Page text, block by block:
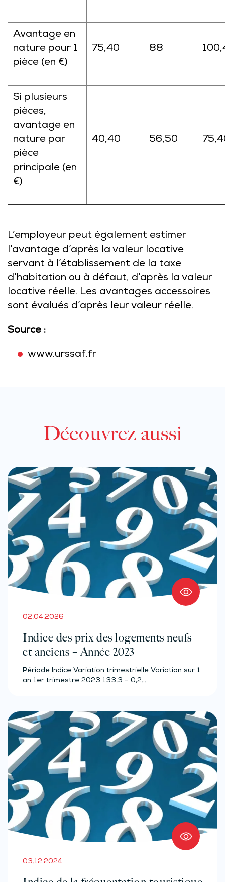
Avantage en
nature pour 1
pièce (en €)
75,40 88
Si plusieurs
pièces,
avantage en
nature par
pièce
principale (en
€)
40,40 56,50
L’employeur peut également estimer
l’avantage d’après la valeur locative
servant à l’établissement de la taxe
d’habitation ou à défaut, d’après la valeur
locative réelle. Les avantages accessoires
sont évalués d’après leur valeur réelle.
Source :
www.urssaf.fr
Découvrez aussi
02.04.2026
Indice des prix des logements neufs
et anciens – Année 2023
Période Indice Variation trimestrielle Variation sur 1
an 1er trimestre 2023 133,3 – 0,2…
03.12.2024